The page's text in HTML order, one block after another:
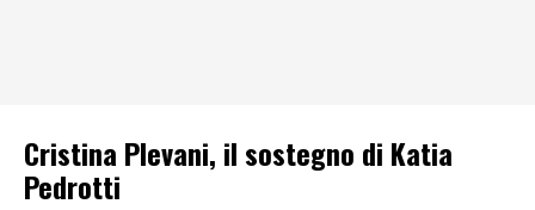
Cristina Plevani, il sostegno di Katia
Pedrotti